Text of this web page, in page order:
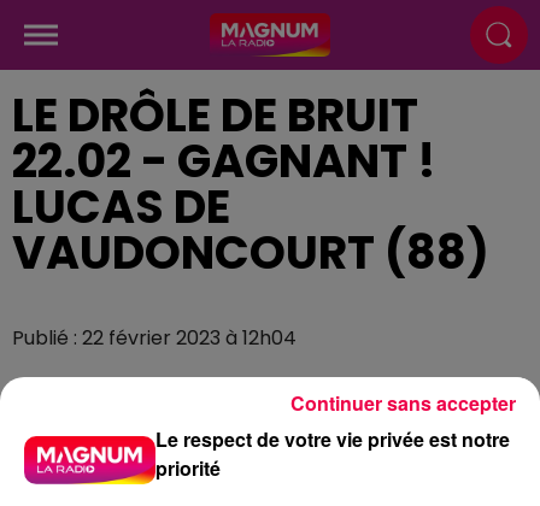
LE DRÔLE DE BRUIT
22.02 - GAGNANT !
LUCAS DE
VAUDONCOURT (88)
Publié : 22 février 2023 à 12h04
Le respect de votre vie privée est notre
priorité
Continuer sans accepter